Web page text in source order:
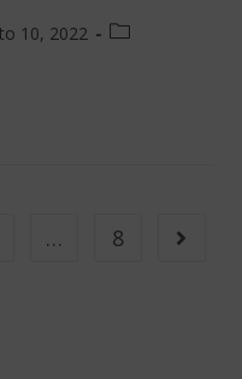
10, 2022
… 8